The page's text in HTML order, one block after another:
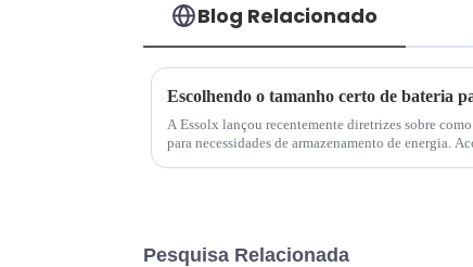
Blog Relacionado
A Essolx lançou recentemente diretrizes sobre
para necessidades de armazenamento de energia.
Pesquisa Relacionada